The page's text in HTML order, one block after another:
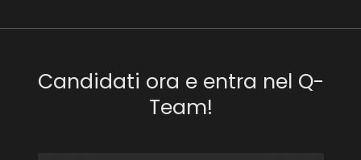
Candidati ora e entra nel Q-
Team!
Quellenhof See Lodge
Hotel | Chalet Das Alpenschlössel
Tutte le aree di lavoro